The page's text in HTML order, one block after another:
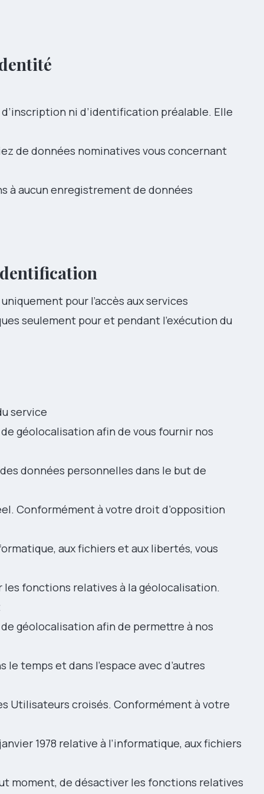
ni d’identification préalable. Elle
de données nominatives vous concernant
à aucun enregistrement de données
pour l’accès aux services
seulement pour et pendant l’exécution du
service
géolocalisation afin de vous fournir nos
données personnelles dans le but de
Conformément à votre droit d’opposition
aux fichiers et aux libertés, vous
fonctions relatives à la géolocalisation.
géolocalisation afin de permettre à nos
temps et dans l’espace avec d’autres
Utilisateurs croisés. Conformément à votre
1978 relative à l’informatique, aux fichiers
moment, de désactiver les fonctions relatives